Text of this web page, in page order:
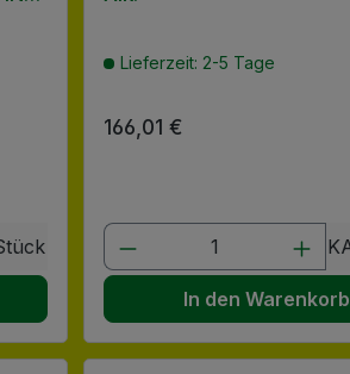
benutze die
den gewünschten Wert
Lieferzeit: 2-5 Tage
Regulärer Preis:
166,01 €
Produkt Anzahl:
In den Warenkorb